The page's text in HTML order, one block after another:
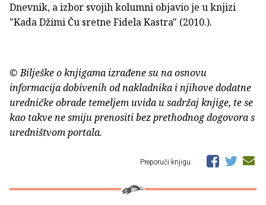
Dnevnik, a izbor svojih kolumni objavio je u knjizi
"Kada Džimi Ču sretne Fidela Kastra" (2010.).
© Bilješke o knjigama izrađene su na osnovu
informacija dobivenih od nakladnika i njihove dodatne
uredničke obrade temeljem uvida u sadržaj knjige, te se
kao takve ne smiju prenositi bez prethodnog dogovora s
uredništvom portala.
Preporuči knjigu